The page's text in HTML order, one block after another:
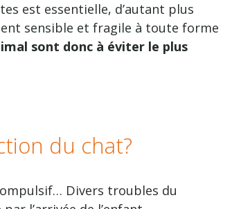
est essentielle, d’autant plus
sensible et fragile à toute forme
sont donc à éviter le plus
du chat?
Divers troubles du